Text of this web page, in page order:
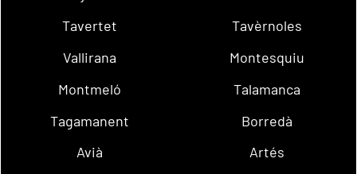
Tavertet
Tavèrnoles
Vallirana
Montesquiu
Montmeló
Talamanca
Tagamanent
Borredà
Avià
Artés